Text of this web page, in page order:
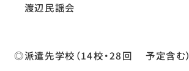
渡辺民謡会
◎派遣先学校（14校・28回 予定含む）